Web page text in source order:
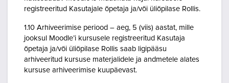
registreeritud Kasutajale õpetaja ja/või üliõpilase Rollis.
1.10 Arhiveerimise periood – aeg, 5 (viis) aastat, mille
jooksul Moodle’i kursusele registreeritud Kasutaja
õpetaja ja/või üliõpilase Rollis saab ligipääsu
arhiveeritud kursuse materjalidele ja andmetele alates
kursuse arhiveerimise kuupäevast.